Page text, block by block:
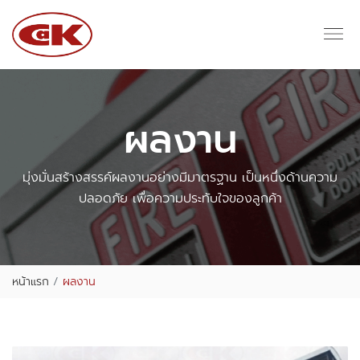
ผลงาน
มุ่งมั่นสร้างสรรค์ผลงานอย่างมีมาตรฐาน เป็นหนึ่งด้านความ
ปลอดภัย เพื่อความประทับใจของลูกค้า
หน้าแรก ผลงาน